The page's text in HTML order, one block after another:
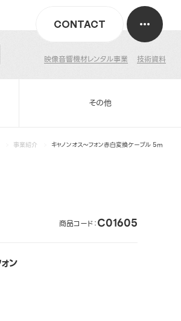
映像音響機材レンタル事業 技術資料
CONTACT
その他
事業紹介 キャノンオス～フォン赤白変換ケーブル 5m
商品コード：C01605
ン